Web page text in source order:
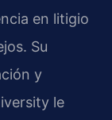
en litigio
Su
y
le